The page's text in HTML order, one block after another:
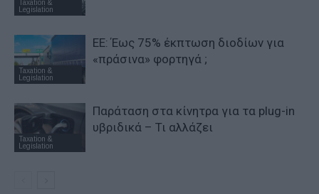
Taxation &
Legislation
Taxation &
Legislation
ΕΕ: Έως 75% έκπτωση διοδίων για
«πράσινα» φορτηγά ;
Taxation &
Legislation
Παράταση στα κίνητρα για τα plug-in
υβριδικά – Τι αλλάζει